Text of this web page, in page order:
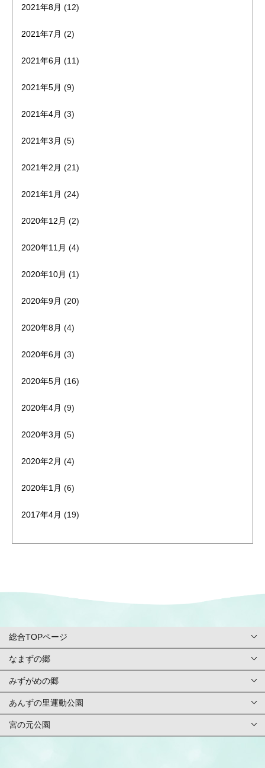
2021年8月 (12)
2021年7月 (2)
2021年6月 (11)
2021年5月 (9)
2021年4月 (3)
2021年3月 (5)
2021年2月 (21)
2021年1月 (24)
2020年12月 (2)
2020年11月 (4)
2020年10月 (1)
2020年9月 (20)
2020年8月 (4)
2020年6月 (3)
2020年5月 (16)
2020年4月 (9)
2020年3月 (5)
2020年2月 (4)
2020年1月 (6)
2017年4月 (19)
総合TOPページ
総合TOPページ
利用案内・申請
ご予約方法
なまずの郷
TOPページ
基本情報
みずがめの郷
TOPページ
基本情報
あんずの里運動公園
TOPページ
宮の元公園